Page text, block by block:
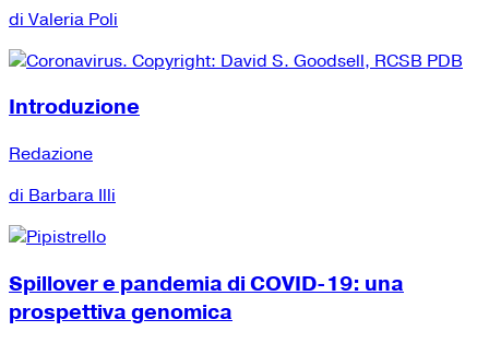
di Valeria Poli
Introduzione
Redazione
di Barbara Illi
Spillover e pandemia di COVID-19: una
prospettiva genomica